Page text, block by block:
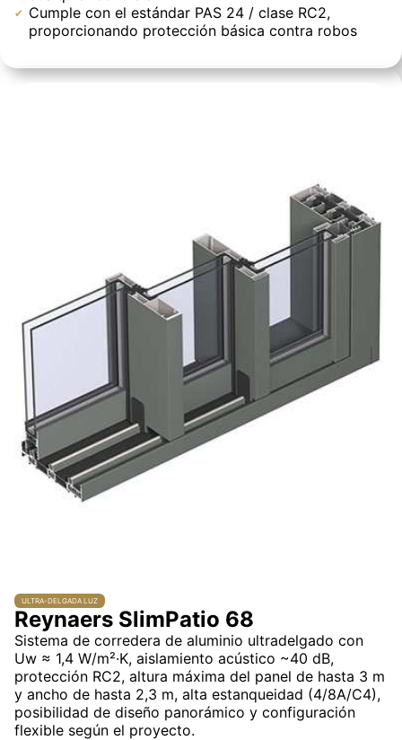
Cumple con el estándar PAS 24 / clase RC2,
proporcionando protección básica contra robos
ULTRA-DELGADA LUZ
Reynaers SlimPatio 68
Sistema de corredera de aluminio ultradelgado con
Uw ≈ 1,4 W/m²·K, aislamiento acústico ~40 dB,
protección RC2, altura máxima del panel de hasta 3 m
y ancho de hasta 2,3 m, alta estanqueidad (4/8A/C4),
posibilidad de diseño panorámico y configuración
flexible según el proyecto.